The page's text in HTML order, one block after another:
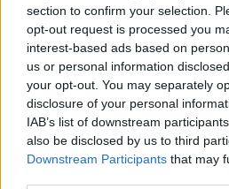
section to confirm your selection.
opt-out request is processed you
interest-based ads based on
us or personal information
your opt-out. You may separately
disclosure of your personal
IAB’s list of downstream
also be disclosed by us to third
Downstream Participants that may
Home·OUTDOOR SPACES